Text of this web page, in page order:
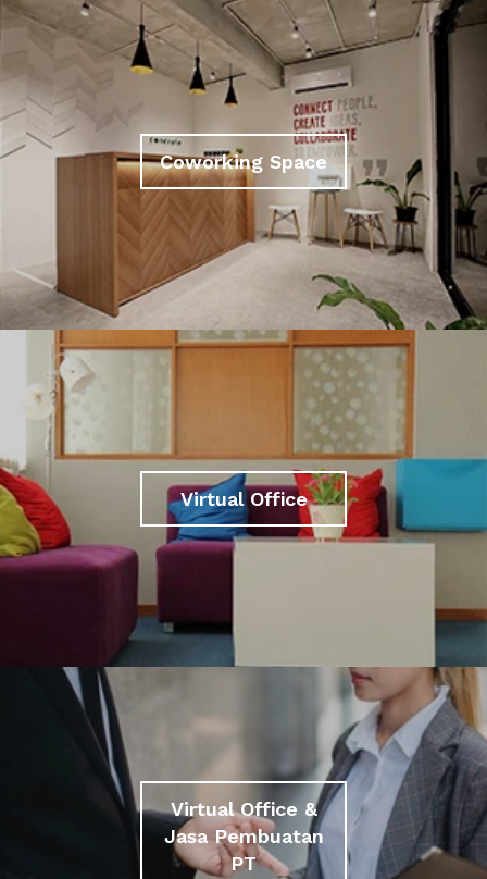
Coworking Space
Virtual Office
Virtual Office &
Jasa Pembuatan
PT